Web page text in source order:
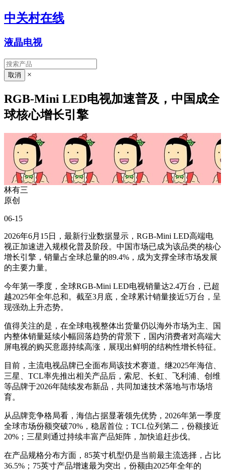
中关村在线
液晶电视
×
RGB-Mini LED电视加速普及，中国成全
球核心增长引擎
林有三
原创
06-15
2026年6月15日，最新行业数据显示，RGB-Mini LED高端电
视正加速进入规模化普及阶段。中国市场已成为该品类的核心
增长引擎，销量占全球总量的89.4%，成为支撑全球市场发展
的主要力量。
今年第一季度，全球RGB-Mini LED电视销量达2.4万台，已超
越2025年全年总和。截至3月底，全球累计销量接近5万台，呈
现强劲上升态势。
值得关注的是，在全球电视整体出货量仍以海外市场为主、国
内整体销量延续小幅回落趋势的背景下，国内消费者对高端大
屏电视的购买意愿持续高涨，展现出鲜明的结构性增长特征。
目前，主流电视品牌已全面布局该技术赛道。继2025年海信、
三星、TCL率先推出相关产品后，索尼、长虹、飞利浦、创维
等品牌于2026年陆续发布新品，共同加速技术落地与市场培
育。
从品牌竞争格局看，海信占据显著领先优势，2026年第一季度
全球市场份额突破70%，稳居首位；TCL位列第二，份额接近
20%；三星则通过持续丰富产品矩阵，加快追赶步伐。
在产品规格分布方面，85英寸机型仍是当前最主流选择，占比
36.5%；75英寸产品增速最为突出，份额由2025年全年的